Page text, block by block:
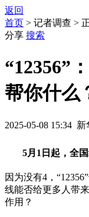
返回
首页 > 记者调查 >
分享 搜索
“12356”
帮你什么
2025-05-08 15:34
5月1日起，全国
因为没有4，
线能否给更多人带
作用？